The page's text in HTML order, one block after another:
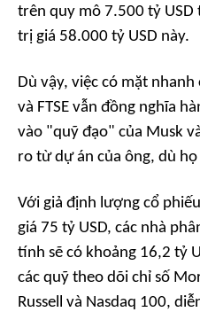
trên quy mô 7.500 tỷ USD
trị giá 58.000 tỷ USD này.
Dù vậy, việc có mặt
và FTSE vẫn đồng nghĩa
vào "quỹ đạo" của Musk
ro từ dự án của ông, dù
Với giả định lượng cổ
giá 75 tỷ USD, các nhà
tính sẽ có khoảng 16,2 tỷ
các quỹ theo dõi chỉ số
Russell và Nasdaq 100,